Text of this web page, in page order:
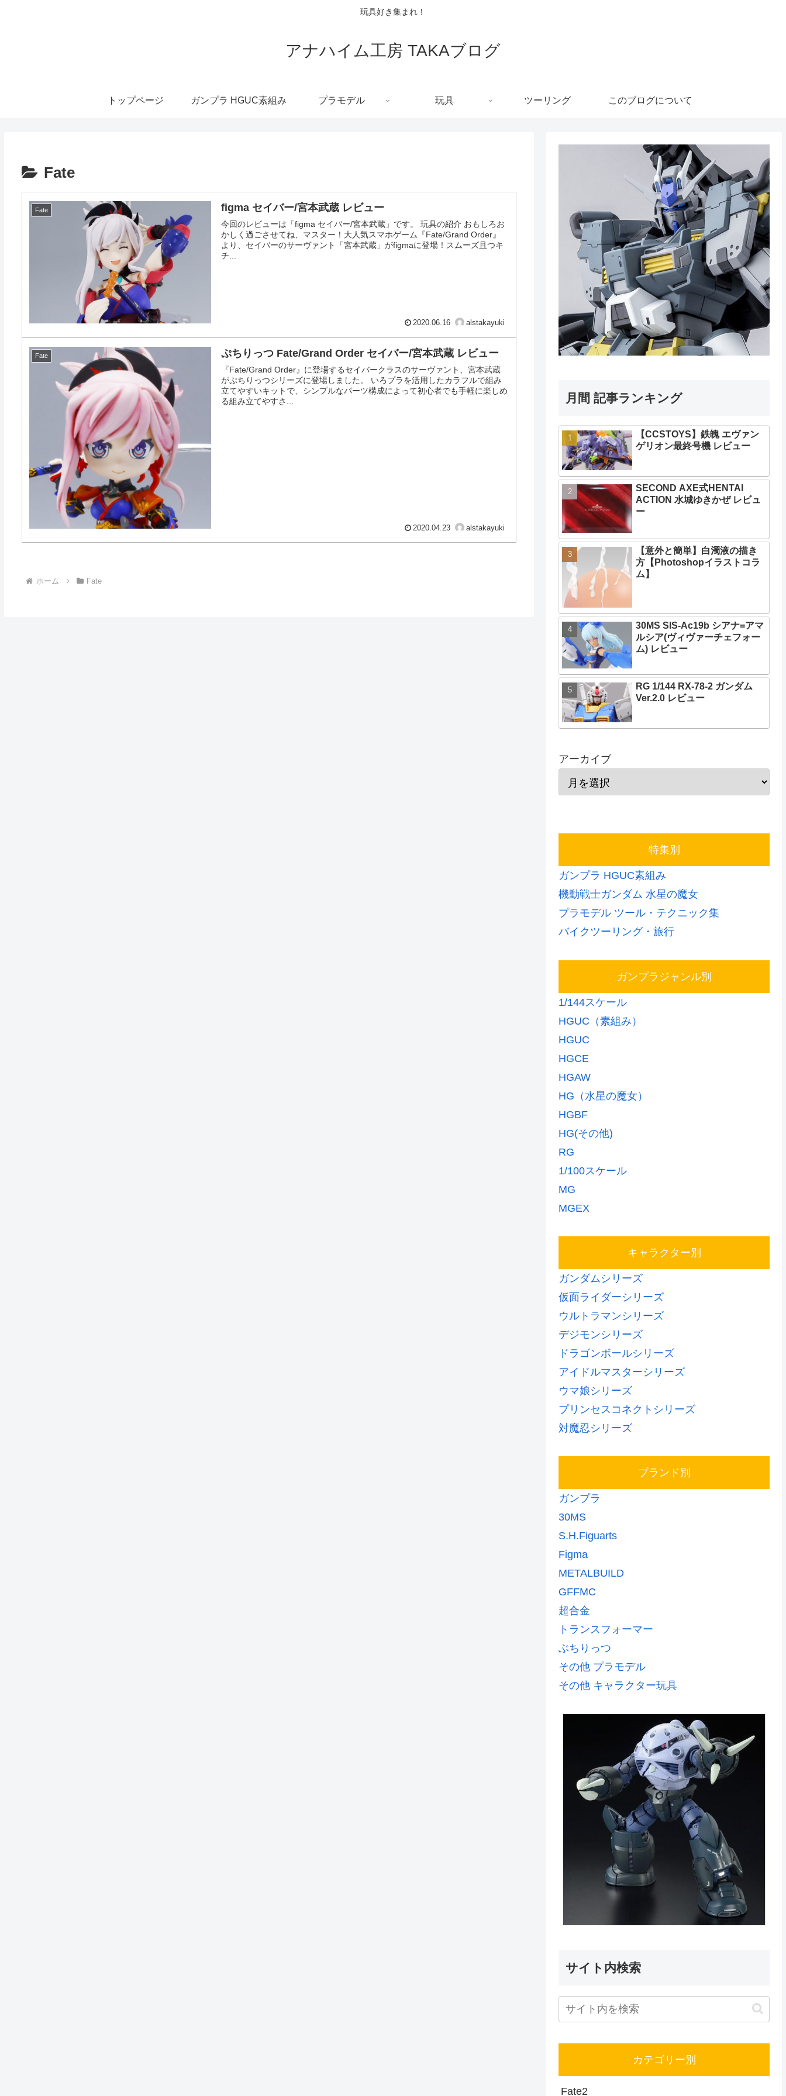
玩具好き集まれ！
アナハイム工房 TAKAブログ
トップページ ガンプラ HGUC素組み プラモデル 玩具 ツーリング このブログについて
Fate
Fate figma セイバー/宮本武蔵 レビュー
今回のレビューは「figma セイバー/宮本武蔵」です。 玩具の紹介 おもしろお
かしく過ごさせてね、マスター！大人気スマホゲーム『Fate/Grand Order』
より、セイバーのサーヴァント「宮本武蔵」がfigmaに登場！スムーズ且つキ
チ...
2020.06.16 alstakayuki
Fate ぷちりっつ Fate/Grand Order セイバー/宮本武蔵 レビュー
『Fate/Grand Order』に登場するセイバークラスのサーヴァント、宮本武蔵
がぷちりっつシリーズに登場しました。 いろプラを活用したカラフルで組み
立てやすいキットで、シンプルなパーツ構成によって初心者でも手軽に楽しめ
る組み立てやすさ...
2020.04.23 alstakayuki
ホーム Fate
月間 記事ランキング
【CCSTOYS】鉄魄 エヴァン
ゲリオン最終号機 レビュー
SECOND AXE式HENTAI
ACTION 水城ゆきかぜ レビュ
ー
【意外と簡単】白濁液の描き
方【Photoshopイラストコラ
ム】
30MS SIS-Ac19b シアナ=アマ
ルシア(ヴィヴァーチェフォー
ム) レビュー
RG 1/144 RX-78-2 ガンダム
Ver.2.0 レビュー
アーカイブ
特集別
ガンプラ HGUC素組み
機動戦士ガンダム 水星の魔女
プラモデル ツール・テクニック集
バイクツーリング・旅行
ガンプラジャンル別
1/144スケール
HGUC（素組み）
HGUC
HGCE
HGAW
HG（水星の魔女）
HGBF
HG(その他)
RG
1/100スケール
MG
MGEX
キャラクター別
ガンダムシリーズ
仮面ライダーシリーズ
ウルトラマンシリーズ
デジモンシリーズ
ドラゴンボールシリーズ
アイドルマスターシリーズ
ウマ娘シリーズ
プリンセスコネクトシリーズ
対魔忍シリーズ
ブランド別
ガンプラ
30MS
S.H.Figuarts
Figma
METALBUILD
GFFMC
超合金
トランスフォーマー
ぶちりっつ
その他 プラモデル
その他 キャラクター玩具
サイト内検索
カテゴリー別
Fate2